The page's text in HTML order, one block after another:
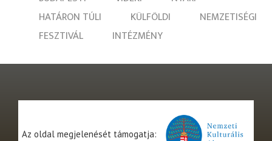
HATÁRON TÚLI
KÜLFÖLDI
NEMZETISÉGI
FESZTIVÁL
INTÉZMÉNY
Az oldal megjelenését támogatja: